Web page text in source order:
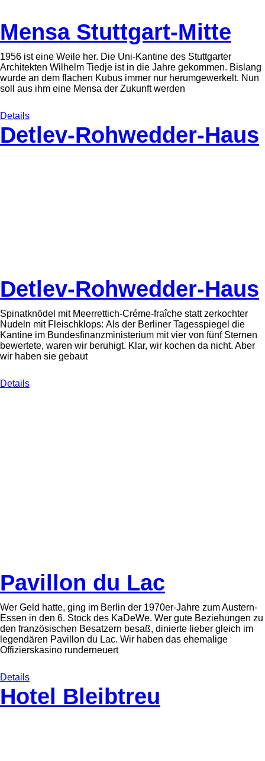
Mensa Stuttgart-Mitte
1956 ist eine Weile her. Die Uni-Kantine des Stuttgarter
Architekten Wilhelm Tiedje ist in die Jahre gekommen. Bislang
wurde an dem flachen Kubus immer nur herumgewerkelt. Nun
soll aus ihm eine Mensa der Zukunft werden
Details
Detlev-Rohwedder-Haus
Detlev-Rohwedder-Haus
Spinatknödel mit Meerrettich-Créme-fraîche statt zerkochter
Nudeln mit Fleischklops: Als der Berliner Tagesspiegel die
Kantine im Bundesfinanzministerium mit vier von fünf Sternen
bewertete, waren wir beruhigt. Klar, wir kochen da nicht. Aber
wir haben sie gebaut
Details
Pavillon du Lac
Wer Geld hatte, ging im Berlin der 1970er-Jahre zum Austern-
Essen in den 6. Stock des KaDeWe. Wer gute Beziehungen zu
den französischen Besatzern besaß, dinierte lieber gleich im
legendären Pavillon du Lac. Wir haben das ehemalige
Offizierskasino runderneuert
Details
Hotel Bleibtreu